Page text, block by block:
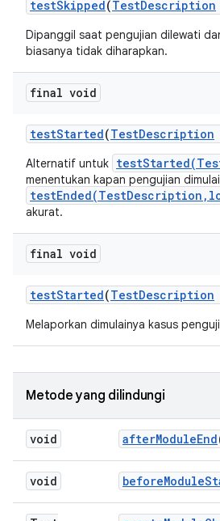
testSkipped(TestDescription
Dipanggil saat pengujian dilewati
biasanya tidak diharapkan.
final void
testStarted(TestDescription
Alternatif untuk
menentukan kapan pengujian
akurat.
final void
testStarted(TestDescription
Melaporkan dimulainya kasus
Metode yang dilindungi
void afterModuleEnd
void beforeModule